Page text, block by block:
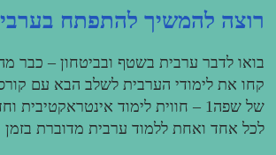
להמשיך להתפתח בערבית?
לדבר ערבית בשטף ובביטחון – כבר
את לימודי הערבית לשלב הבא עם קורס
של שפה1 – חווית לימוד אינטראקטיבית
אחד ואחת ללמוד ערבית מדוברת בזמן